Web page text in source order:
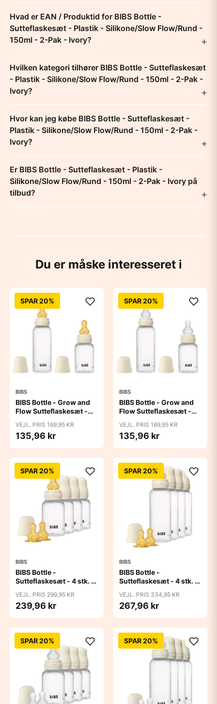
Hvad er EAN / Produktid for BIBS Bottle -
Sutteflaskesæt - Plastik - Silikone/Slow Flow/Rund -
150ml - 2-Pak - Ivory?
Hvilken kategori tilhører BIBS Bottle - Sutteflaskesæt
- Plastik - Silikone/Slow Flow/Rund - 150ml - 2-Pak -
Ivory?
Hvor kan jeg købe BIBS Bottle - Sutteflaskesæt -
Plastik - Silikone/Slow Flow/Rund - 150ml - 2-Pak -
Ivory?
Er BIBS Bottle - Sutteflaskesæt - Plastik -
Silikone/Slow Flow/Rund - 150ml - 2-Pak - Ivory på
tilbud?
Du er måske interesseret i
SPAR 20%
BIBS
BIBS Bottle - Grow and
Flow Sutteflaskesæt -
Naturgummi/Rund -
150ml/270ml - 2-Pak -
VEJL. PRIS 169,95 KR
135,96 kr
SPAR 20%
BIBS
BIBS Bottle - Grow and
Flow Sutteflaskesæt -
150ml/270ml - 2-Pak -
Ivory
VEJL. PRIS 169,95 KR
135,96 kr
SPAR 20%
BIBS
BIBS Bottle -
Sutteflaskesæt - 4 stk. -
150ml - Ivory
VEJL. PRIS 299,95 KR
239,96 kr
SPAR 20%
BIBS
BIBS Bottle -
Sutteflaskesæt - 4 stk. -
270ml - Ivory
VEJL. PRIS 334,95 KR
267,96 kr
SPAR 20% SPAR 20%